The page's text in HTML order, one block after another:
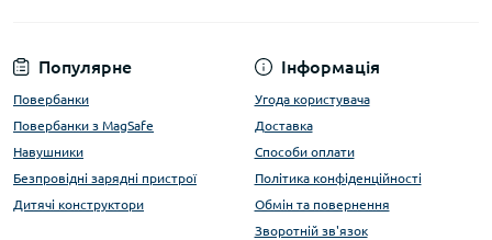
Популярне
Повербанки
Повербанки з MagSafe
Навушники
Безпровідні зарядні пристрої
Дитячі конструктори
Інформація
Угода користувача
Доставка
Способи оплати
Політика конфіденційності
Обмін та повернення
Зворотній зв'язок